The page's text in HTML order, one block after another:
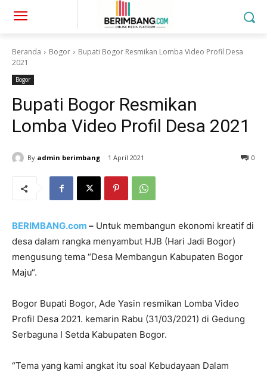
Beranda Bogor
Bupati Bogor Resmikan Lomba Video Profil Desa
2021
Bogor
Bupati Bogor Resmikan
Lomba Video Profil Desa 2021
By admin berimbang 1 April 2021 0
BERIMBANG.com – Untuk membangun ekonomi kreatif di
desa dalam rangka menyambut HJB (Hari Jadi Bogor)
mengusung tema “Desa Membangun Kabupaten Bogor
Maju“.
Bogor Bupati Bogor, Ade Yasin resmikan Lomba Video
Profil Desa 2021. kemarin Rabu (31/03/2021) di Gedung
Serbaguna I Setda Kabupaten Bogor.
“Tema yang kami angkat itu soal Kebudayaan Dalam